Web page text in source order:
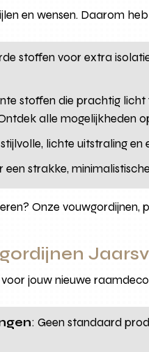
en wensen. Daarom
stoffen voor extra
stoffen die prachtig
alle mogelijkheden
lichte uitstraling
een strakke,
Onze vouwgordijnen,
jouw nieuwe
: Geen standaard